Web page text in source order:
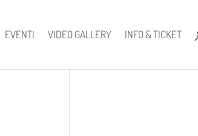
EVENTI VIDEO GALLERY INFO & TICKET